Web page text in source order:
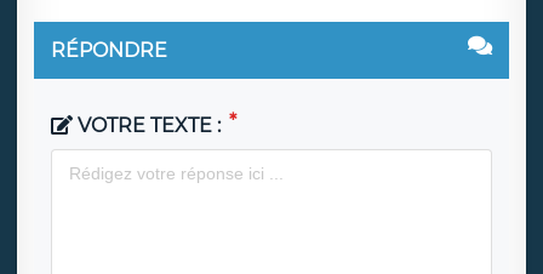
RÉPONDRE
VOTRE TEXTE :